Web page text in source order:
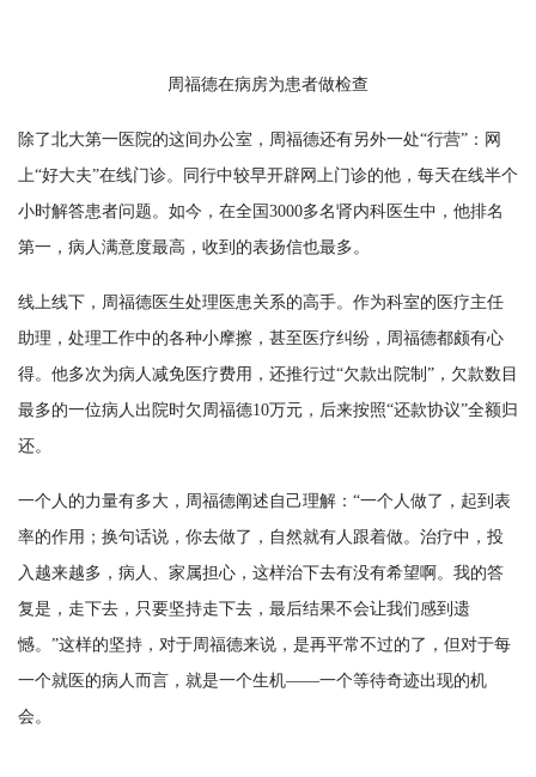
周福德在病房为患者做检查
除了北大第一医院的这间办公室，周福德还有另外一处“行营”：网
上“好大夫”在线门诊。同行中较早开辟网上门诊的他，每天在线半个
小时解答患者问题。如今，在全国3000多名肾内科医生中，他排名
第一，病人满意度最高，收到的表扬信也最多。
线上线下，周福德医生处理医患关系的高手。作为科室的医疗主任
助理，处理工作中的各种小摩擦，甚至医疗纠纷，周福德都颇有心
得。他多次为病人减免医疗费用，还推行过“欠款出院制”，欠款数目
最多的一位病人出院时欠周福德10万元，后来按照“还款协议”全额归
还。
一个人的力量有多大，周福德阐述自己理解：“一个人做了，起到表
率的作用；换句话说，你去做了，自然就有人跟着做。治疗中，投
入越来越多，病人、家属担心，这样治下去有没有希望啊。我的答
复是，走下去，只要坚持走下去，最后结果不会让我们感到遗
憾。”这样的坚持，对于周福德来说，是再平常不过的了，但对于每
一个就医的病人而言，就是一个生机——一个等待奇迹出现的机
会。